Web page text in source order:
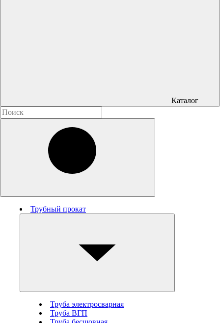
Каталог
Трубный прокат
Труба электросварная
Труба ВГП